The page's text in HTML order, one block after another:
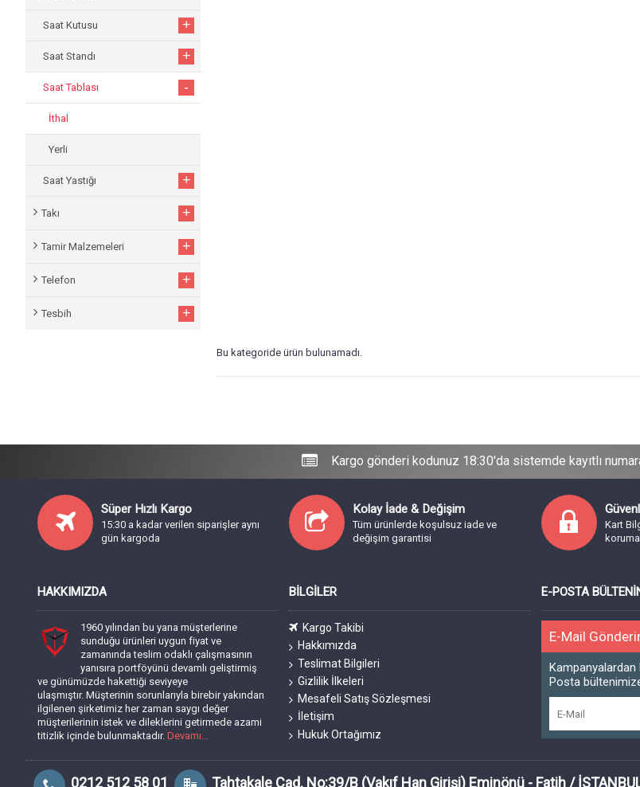
Saat Kutusu +
Saat Standı +
Saat Tablası -
İthal
Yerli
Saat Yastığı +
Takı +
Tamir Malzemeleri +
Telefon +
Tesbih +
Bu kategoride ürün bulunamadı.
Kargo gönderi kodunuz 18:30'da sistemde kayıtlı
Süper Hızlı Kargo
15:30 a kadar verilen siparişler aynı
gün kargoda
Kolay İade & Değişim
Tüm ürünlerde koşulsuz iade ve
değişim garantisi
Kart
HAKKIMIZDA
1960 yılından bu yana müşterlerine
sunduğu ürünleri uygun fiyat ve
zamanında teslim odaklı çalışmasının
yanısıra portföyünü devamlı geliştirmiş
ve günümüzde hakettiği seviyeye
ulaşmıştır. Müşterinin sorunlarıyla birebir yakından
ilgilenen şirketimiz her zaman saygı değer
müşterilerinin istek ve dileklerini getirmede azami
titizlik içinde bulunmaktadır. Devamı...
BILGILER
Kargo Takibi
Hakkımızda
Teslimat Bilgileri
Gizlilik İlkeleri
Mesafeli Satış Sözleşmesi
İletişim
Hukuk Ortağımız
E-POSTA
E-Mail
Posta
0212 512 58 01 Tahtakale Cad. No:39/B (Vakıf Han Girişi) Eminönü - Fatih /